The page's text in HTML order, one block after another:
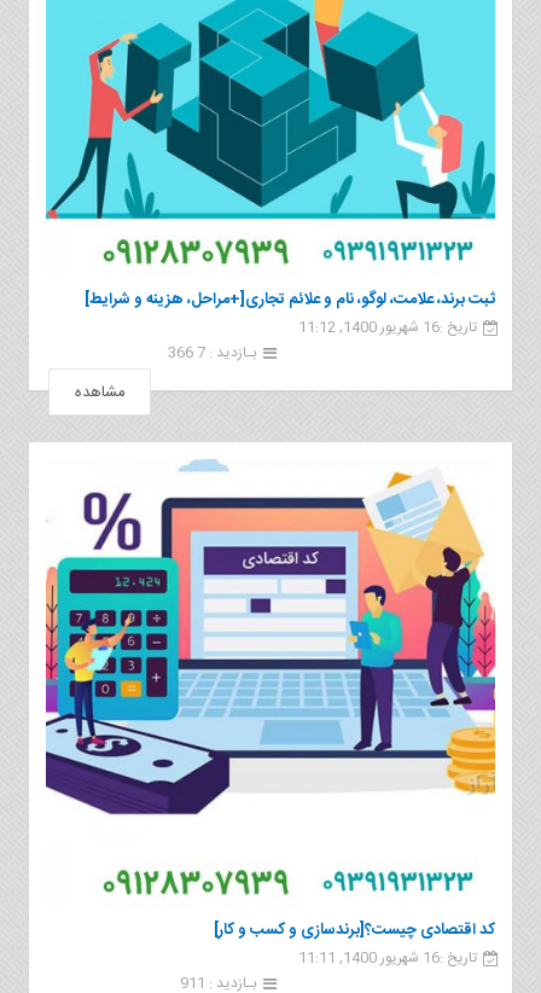
ثبت برند، علامت، لوگو، نام و علائم تجاری[+مراحل، هزینه و شرایط]
تاریخ :16 شهریور 1400, 11:12
بـازدید : 7 366
مشاهده
کد اقتصادی چیست؟[برندسازی و کسب و کار]
تاریخ :16 شهریور 1400, 11:11
بـازدید : 911